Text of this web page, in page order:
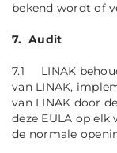
bekend wordt of
7. Audit
7.1 LINAK
van LINAK,
van LINAK door
deze EULA op
de normale